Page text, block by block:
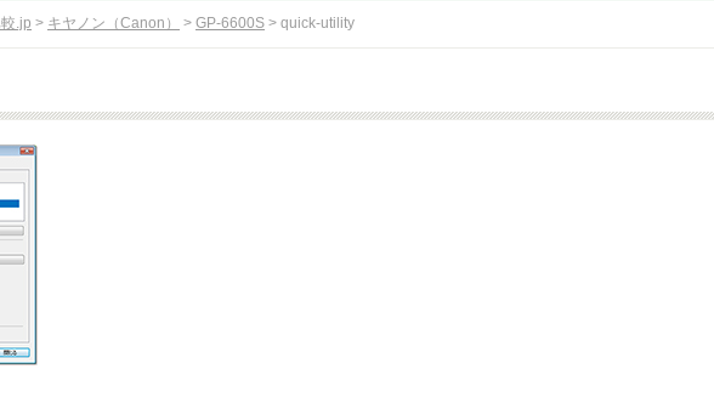
.jp > キヤノン（Canon） > GP-6600S > quick-utility